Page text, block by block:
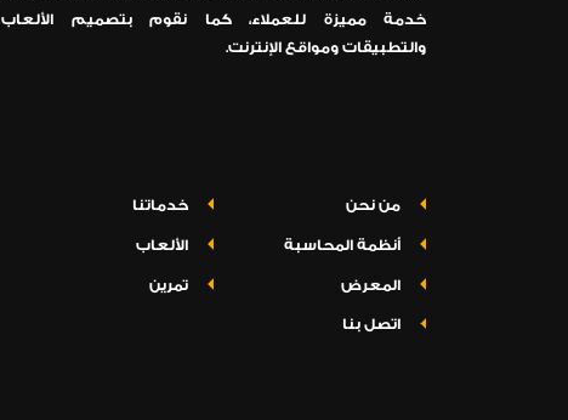
خدمة مميزة للعملاء، كما نقوم بتصميم الألعاب
والتطبيقات ومواقع الإنترنت.
من نحن خدماتنا
أنظمة المحاسبة الألعاب
المعرض تمرين
اتصل بنا